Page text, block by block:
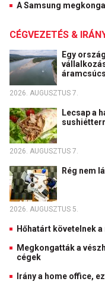
A Samsung
CÉGVEZETÉS &
Egy
2026. AUGUSZTUS 7.
Lecsap a
2026. AUGUSZTUS 7.
Rég nem
2026. AUGUSZTUS 5.
Hőhatárt követelnek
Megkongatták a
cégek
Irány a home office,